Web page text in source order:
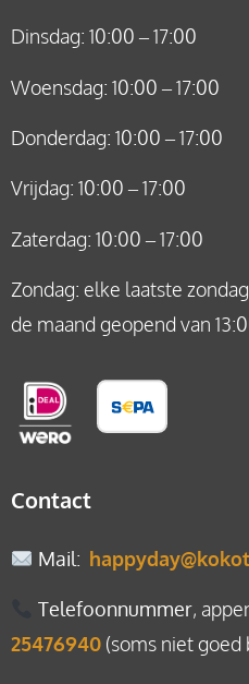
Dinsdag: 10:00 – 17:00
Woensdag: 10:00 – 17:00
Donderdag: 10:00 – 17:00
Vrijdag: 10:00 – 17:00
Zaterdag: 10:00 – 17:00
Zondag: elke laatste
de maand geopend van
Contact
Mail:
Telefoonnummer,
25476940 (soms niet goed